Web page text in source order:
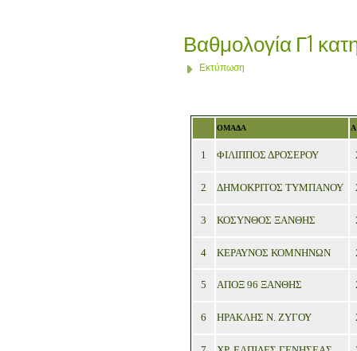
Βαθμολογία Γ1
Εκτύπωση
ΟΜΑΔΑ Α
1 ΦΙΛΙΠΠΟΣ ΔΡΟΣΕΡΟΥ
2 ΔΗΜΟΚΡΙΤΟΣ ΤΥΜΠΑΝΟΥ
3 ΚΟΣΥΝΘΟΣ ΞΑΝΘΗΣ
4 ΚΕΡΑΥΝΟΣ ΚΟΜΝΗΝΩΝ
5 ΑΠΟΞ 96 ΞΑΝΘΗΣ
6 ΗΡΑΚΛΗΣ Ν. ΖΥΓΟΥ